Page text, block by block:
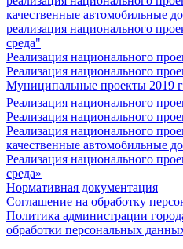
качественные автомобильные
реализация национального
среда"
Реализация национального
Реализация национального
Муниципальные проекты 2019
Реализация национального
Реализация национального
Реализация национального
качественные автомобильные
Реализация национального
среда»
Нормативная документация
Соглашение на обработку
Политика администрации
обработки персональных